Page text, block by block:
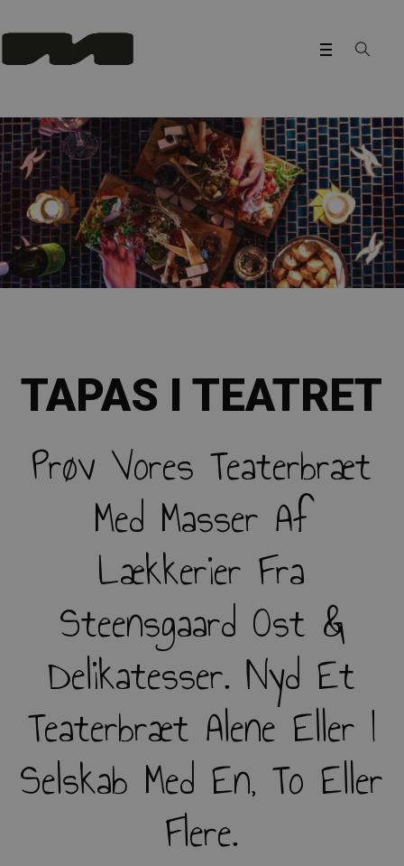
TAPAS I TEATRET
Prøv Vores Teaterbræt
Med Masser Af
Lækkerier Fra
Steensgaard Ost &
Delikatesser. Nyd Et
Teaterbræt Alene Eller I
Selskab Med En, To Eller
Flere.